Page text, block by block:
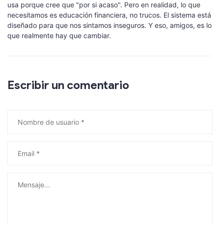
usa porque cree que "por si acaso". Pero en realidad, lo que
necesitamos es educación financiera, no trucos. El sistema está
diseñado para que nos sintamos inseguros. Y eso, amigos, es lo
que realmente hay que cambiar.
Escribir un comentario